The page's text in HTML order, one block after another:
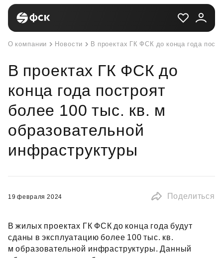
О компании Новости В проектах ГК ФСК до конца года
В проектах ГК ФСК до
конца года построят
более 100 тыс. кв. м
образовательной
инфраструктуры
19 февраля 2024 Поделиться
В жилых проектах ГК ФСК до конца года будут
сданы в эксплуатацию более 100 тыс. кв.
м образовательной инфраструктуры. Данный